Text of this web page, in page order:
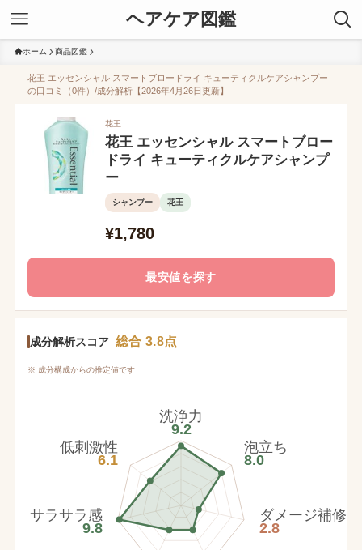
ヘアケア図鑑
ホーム 商品図鑑
花王 エッセンシャル スマートブロードライ キューティクルケアシャンプー
の口コミ（0件）/成分解析【2026年4月26日更新】
花王
花王 エッセンシャル スマートブロー
ドライ キューティクルケアシャンプ
ー
シャンプー 花王
¥1,780
最安値を探す
成分解析スコア 総合 3.8点
※ 成分構成からの推定値です
洗浄力
9.2
泡立ち
8.0
ダメージ補修
2.8
サラサラ感
9.8
低刺激性
6.1